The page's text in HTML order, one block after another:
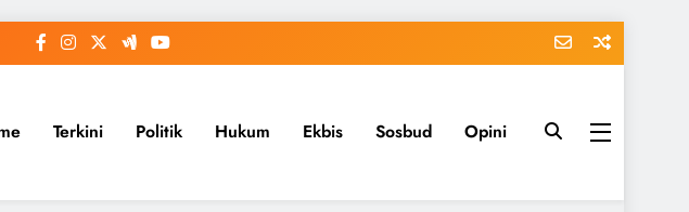
Terkini Politik Hukum Ekbis Sosbud Opini